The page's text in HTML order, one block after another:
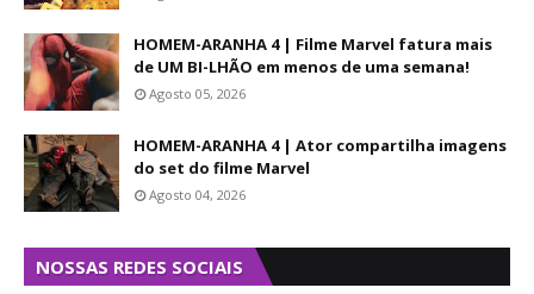
HOMEM-ARANHA 4 | Filme Marvel fatura mais
de UM BI-LHÃO em menos de uma semana!
Agosto 05, 2026
HOMEM-ARANHA 4 | Ator compartilha imagens
do set do filme Marvel
Agosto 04, 2026
NOSSAS REDES SOCIAIS